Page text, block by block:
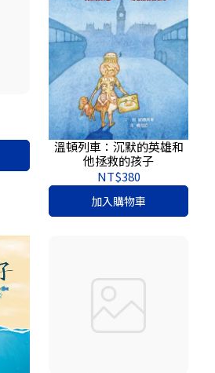
溫頓列車：沉默的英雄和
他拯救的孩子
NT$380
加入購物車